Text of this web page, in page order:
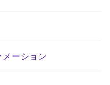
ーション